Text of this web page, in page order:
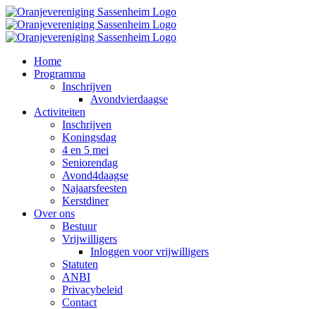
Ga
naar
inhoud
Home
Programma
Inschrijven
Avondvierdaagse
Activiteiten
Inschrijven
Koningsdag
4 en 5 mei
Seniorendag
Avond4daagse
Najaarsfeesten
Kerstdiner
Over ons
Bestuur
Vrijwilligers
Inloggen voor vrijwilligers
Statuten
ANBI
Privacybeleid
Contact